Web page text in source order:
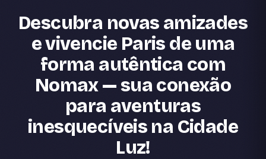
Descubra novas amizades
e vivencie Paris de uma
forma autêntica com
Nomax — sua conexão
para aventuras
inesquecíveis na Cidade
Luz!